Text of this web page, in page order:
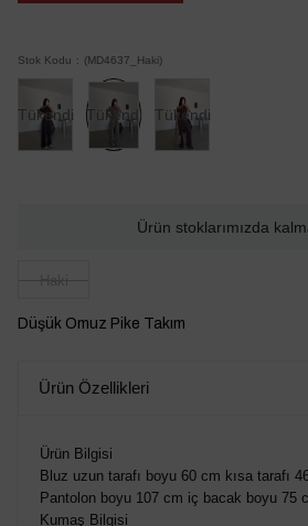
Stok Kodu (MD4637_Haki)
Tükendi Tükendi Tükendi
Ürün stoklarımızda
Düşük Omuz Pike Takım
Ürün Özellikleri
Ürün Bilgisi
Bluz uzun tarafı boyu 60 cm kısa tarafı
Pantolon boyu 107 cm iç bacak boyu 75
Kumaş Bilgisi